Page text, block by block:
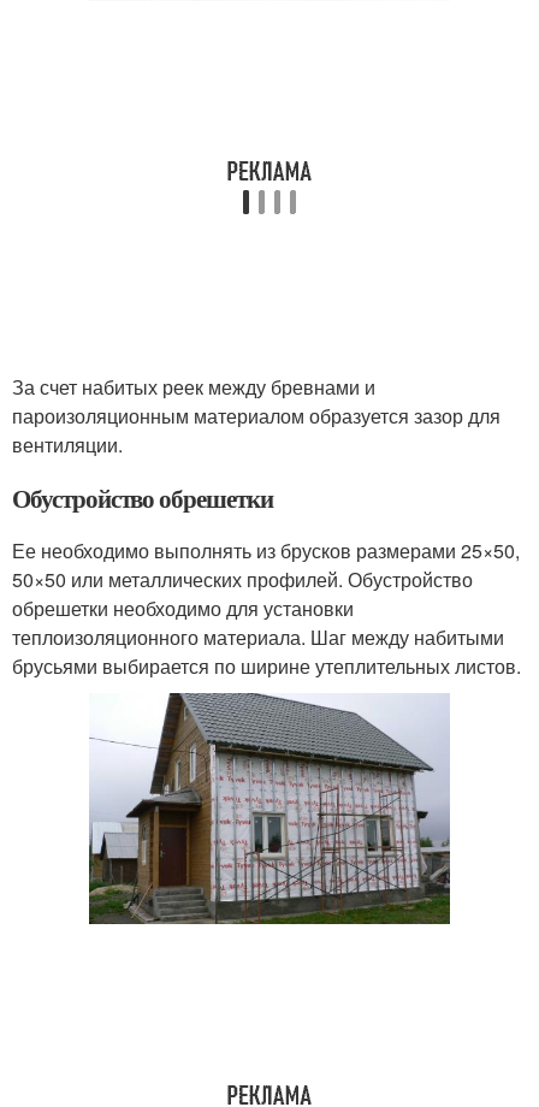
За счет набитых реек между бревнами и
пароизоляционным материалом образуется зазор для
вентиляции.
Обустройство обрешетки
Ее необходимо выполнять из брусков размерами 25×50,
50×50 или металлических профилей. Обустройство
обрешетки необходимо для установки
теплоизоляционного материала. Шаг между набитыми
брусьями выбирается по ширине утеплительных листов.